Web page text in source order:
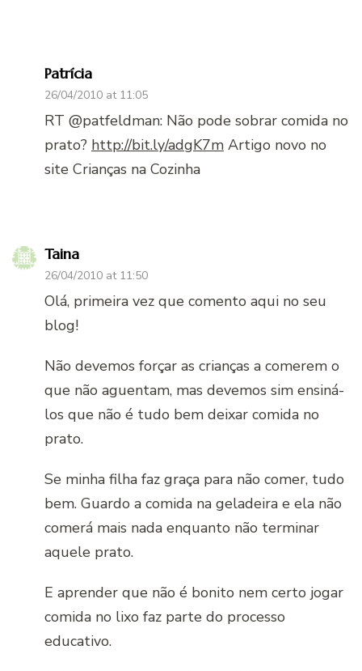
Patrícia
26/04/2010 at 11:05
RT @patfeldman: Não pode sobrar comida no
prato? http://bit.ly/adgK7m Artigo novo no
site Crianças na Cozinha
Taina
26/04/2010 at 11:50
Olá, primeira vez que comento aqui no seu
blog!
Não devemos forçar as crianças a comerem o
que não aguentam, mas devemos sim ensiná-
los que não é tudo bem deixar comida no
prato.
Se minha filha faz graça para não comer, tudo
bem. Guardo a comida na geladeira e ela não
comerá mais nada enquanto não terminar
aquele prato.
E aprender que não é bonito nem certo jogar
comida no lixo faz parte do processo
educativo.